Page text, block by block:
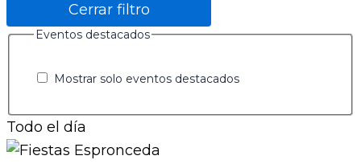
Cerrar filtro
Eventos destacados
Mostrar solo eventos destacados
Todo el día